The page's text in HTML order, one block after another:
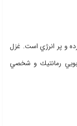
و پر انرژي است. غزل
بويي رمانتيك و شخصي